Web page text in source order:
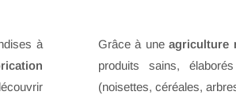
à
Grâce à uneagriculture
produits sains,
(noisettes, céréales,